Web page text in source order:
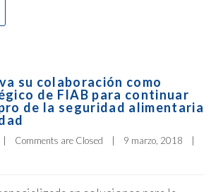
su colaboración como
de FIAB para continuar
de la seguridad alimentaria
Comments are Closed 9 marzo, 2018